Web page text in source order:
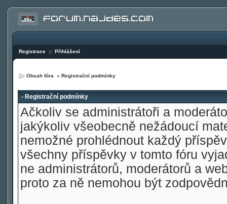
Registrace :: Přihlášení
Obsah fóra » Registrační podmínky
- Registrační podmínky
Ačkoliv se administrátoři a
jakýkoliv všeobecně nežádoucí
nemožné prohlédnout každý
všechny příspěvky v tomto fóru
ne administrátorů, moderátorů a
proto za ně nemohou být